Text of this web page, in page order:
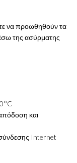
να προωθηθούν τα
της ασύρματης
και
Internet